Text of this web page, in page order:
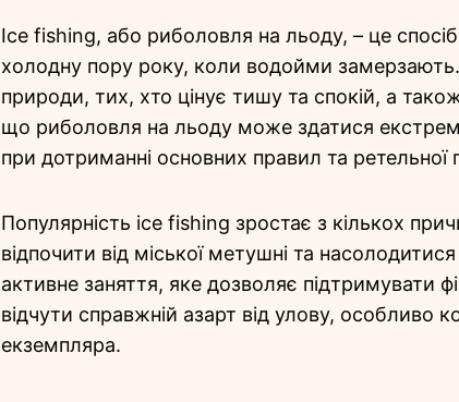
Ice fishing, або риболовля на льоду, – це
холодну пору року, коли водойми
природи, тих, хто цінує тишу та спокій, а
що риболовля на льоду може здатися
при дотриманні основних правил та ретельної
Популярність ice fishing зростає з кількох
відпочити від міської метушні та
активне заняття, яке дозволяє підтримувати
відчути справжній азарт від улову, особливо
екземпляра.